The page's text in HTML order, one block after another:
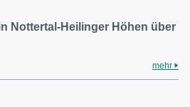
Nottertal-Heilinger Höhen über
mehr